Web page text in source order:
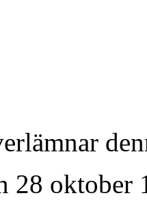
28 oktober